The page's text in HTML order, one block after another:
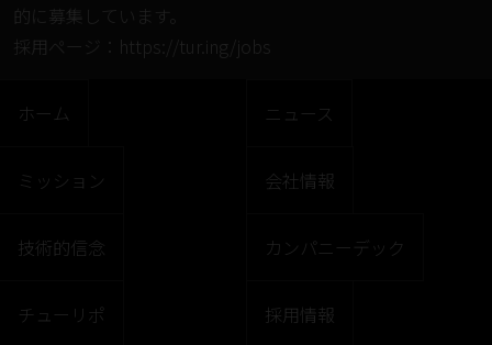
的に募集しています。
採⽤ページ： https://tur.ing/jobs
ホーム
ミッション
技術的信念
チューリポ
ニュース
会社情報
カンパニーデック
採用情報